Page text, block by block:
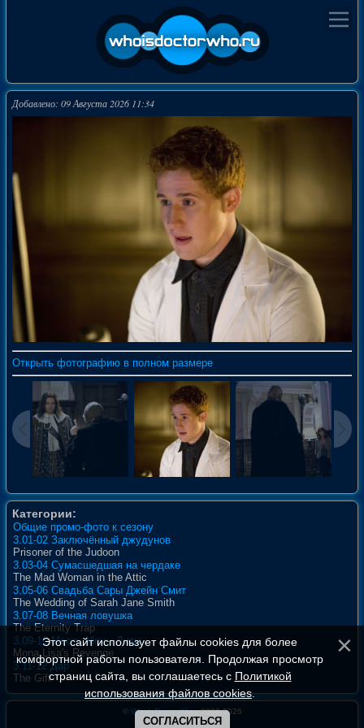
Добавлено: 09 Августа 2026 11:34
Открыть фотографию в полном размере
Категории:
Общие промо-фото к сезону
3.01-02 Заключённый джудунов
Prisoner of the Judoon
3.03-04 Сумасшедшая на чердаке
The Mad Woman in the Attic
3.05-06 Свадьба Сары Джейн Смит
The Wedding of Sarah Jane Smith
3.07-08 Вечная ловушка
The Eternity Trap
3.09-10 Месть Моны Лизы
Mona Lisa's Revenge
3.11-12 Дар
The Gift
© WhoIsDoctorWho, 2008-2026
Этот сайт использует файлы cookies для более
комфортной работы пользователя. Продолжая просмотр
страниц сайта, вы соглашаетесь с Политикой
использования файлов cookies.
СОГЛАСИТЬСЯ